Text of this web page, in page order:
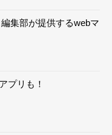
集部が提供するwebマ
プリも！